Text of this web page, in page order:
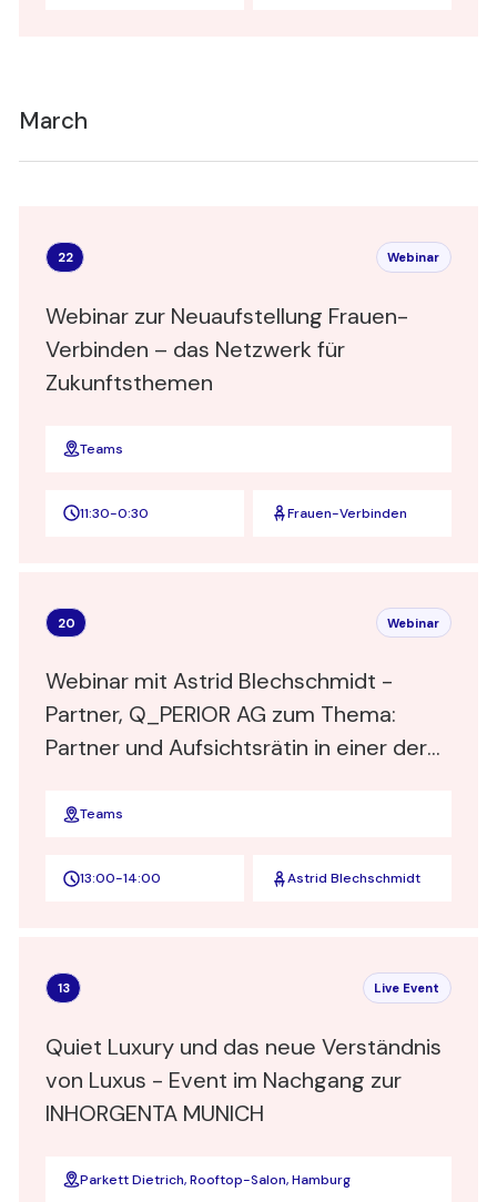
March
22 Webinar
Webinar zur Neuaufstellung Frauen-
Verbinden – das Netzwerk für
Zukunftsthemen
Teams
11:30-0:30 Frauen-Verbinden
20 Webinar
Webinar mit Astrid Blechschmidt -
Partner, Q_PERIOR AG zum Thema:
Partner und Aufsichtsrätin in einer der
Beratungen – Wer nicht wagt, der nicht
Teams
13:00-14:00 Astrid Blechschmidt
13 Live Event
Quiet Luxury und das neue Verständnis
von Luxus - Event im Nachgang zur
INHORGENTA MUNICH
Parkett Dietrich, Rooftop-Salon, Hamburg